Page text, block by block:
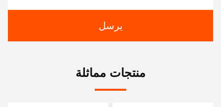
يرسل
منتجات مماثلة